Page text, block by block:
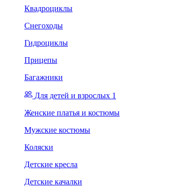
Квадроциклы
Снегоходы
Гидроциклы
Прицепы
Багажники
Для детей и взрослых 1
Женские платья и костюмы
Мужские костюмы
Коляски
Детские кресла
Детские качалки